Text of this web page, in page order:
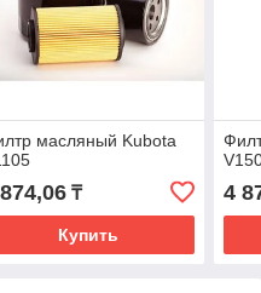
масляный Kubota
₸
Купить
4